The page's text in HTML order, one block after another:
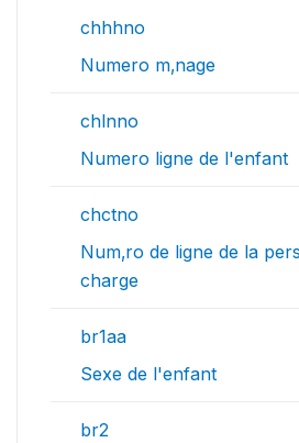
chhhno
Numero m‚nage
chlnno
Numero ligne de l'enfant
chctno
Num‚ro de ligne de la
charge
br1aa
Sexe de l'enfant
br2